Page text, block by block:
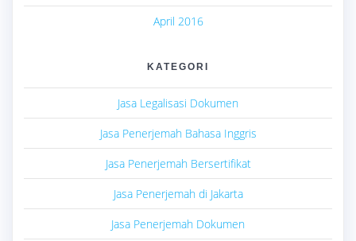
April 2016
KATEGORI
Jasa Legalisasi Dokumen
Jasa Penerjemah Bahasa Inggris
Jasa Penerjemah Bersertifikat
Jasa Penerjemah di Jakarta
Jasa Penerjemah Dokumen